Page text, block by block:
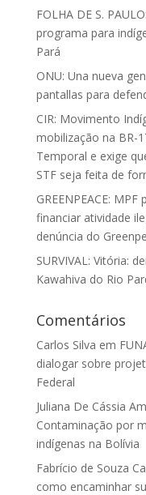
FOLHA DE S.
programa para
Pará
ONU: Una nueva
pantallas para
CIR: Movimento
mobilização na BR-
Temporal e exige
STF seja feita de
GREENPEACE:
financiar atividade
denúncia do
SURVIVAL: Vitória:
Kawahiva do Rio
Comentários
Carlos Silva em
dialogar sobre
Federal
Juliana De Cássia
Contaminação por
indígenas na Bolívia
Fabrício de Souza
como encaminhar